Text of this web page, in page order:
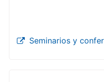
Seminarios y